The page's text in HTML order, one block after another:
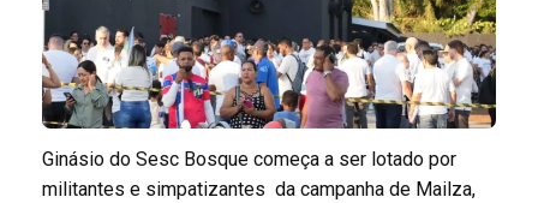
Ginásio do Sesc Bosque começa a ser lotado por
militantes e simpatizantes da campanha de Mailza,